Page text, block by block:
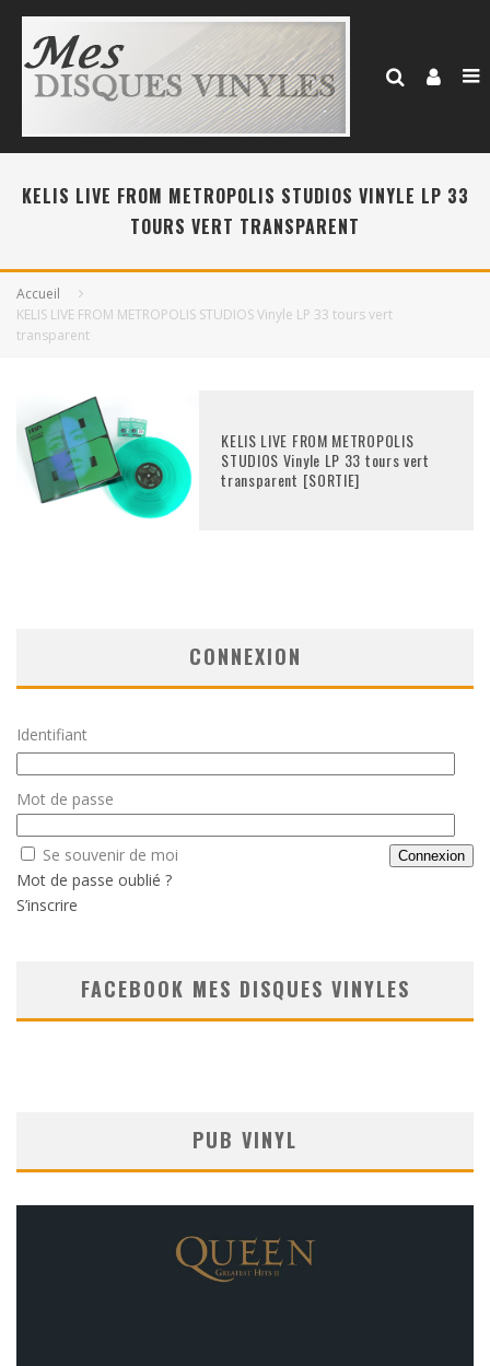
KELIS LIVE FROM METROPOLIS STUDIOS VINYLE LP 33
TOURS VERT TRANSPARENT
Accueil
KELIS LIVE FROM METROPOLIS STUDIOS Vinyle LP 33 tours vert
transparent
KELIS LIVE FROM METROPOLIS
STUDIOS Vinyle LP 33 tours vert
transparent [SORTIE]
CONNEXION
Identifiant
Mot de passe
Se souvenir de moi
Mot de passe oublié ?
S’inscrire
FACEBOOK MES DISQUES VINYLES
PUB VINYL